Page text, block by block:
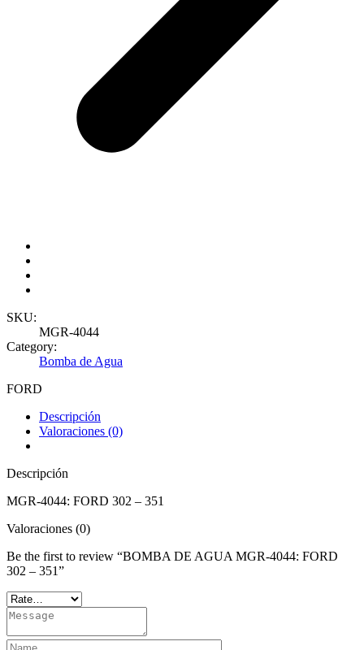
SKU:
MGR-4044
Category:
Bomba de Agua
FORD
Descripción
Valoraciones (0)
Descripción
MGR-4044: FORD 302 – 351
Valoraciones (0)
Be the first to review “BOMBA DE AGUA MGR-4044: FORD
302 – 351”